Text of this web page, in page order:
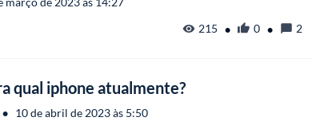
215 • 0 • 2
qual iphone atualmente?
• 10 de abril de 2023 às 5:50